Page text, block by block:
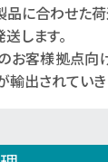
品に合わせた
します。
お客様拠点向
出されていき